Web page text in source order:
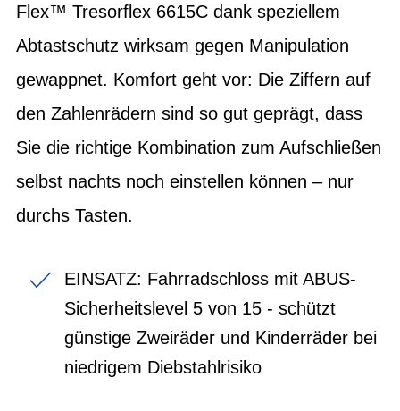
Flex™ Tresorflex 6615C dank speziellem
Abtastschutz wirksam gegen Manipulation
gewappnet. Komfort geht vor: Die Ziffern auf
den Zahlenrädern sind so gut geprägt, dass
Sie die richtige Kombination zum Aufschließen
selbst nachts noch einstellen können – nur
durchs Tasten.
EINSATZ: Fahrradschloss mit ABUS-
Sicherheitslevel 5 von 15 - schützt
günstige Zweiräder und Kinderräder bei
niedrigem Diebstahlrisiko